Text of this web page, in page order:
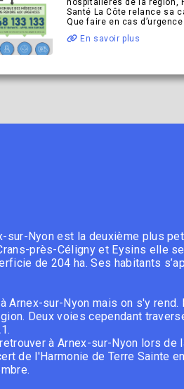
hospitalières de la région,
Santé La Côte relance sa
Que faire en cas
En savoir plus
sur-Nyon est la deuxième plus
près-Céligny et Eysins elle
de 204 ha. Ses habitants
Arnex-sur-Nyon mais on s'y
Deux voies cependant
à Arnex-sur-Nyon lors
de l'Harmonie de Terre Sainte